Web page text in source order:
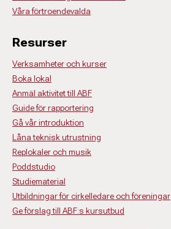
Våra förtroendevalda
Resurser
Verksamheter och kurser
Boka lokal
Anmäl aktivitet till ABF
Guide för rapportering
Gå vår introduktion
Låna teknisk utrustning
Replokaler och musik
Poddstudio
Studiematerial
Utbildningar för cirkelledare och föreningar
Ge förslag till ABF:s kursutbud